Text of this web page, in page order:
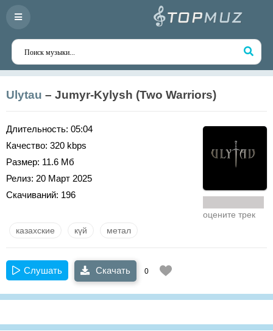
Ulytau – Jumyr-Kylysh (Two Warriors)
Длительность: 05:04
Качество: 320 kbps
Размер: 11.6 Мб
Релиз: 20 Март 2025
Скачиваний: 196
оцените трек
казахские күй метал
Слушать Скачать 0